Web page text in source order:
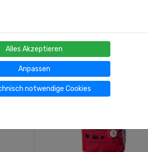
Alles Akzeptieren
Anpassen
notwendige Cookies